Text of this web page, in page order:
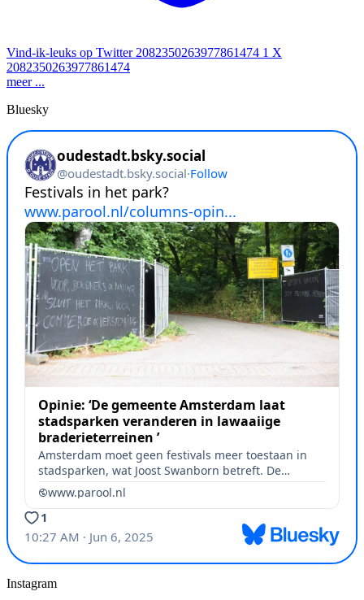
Vind-ik-leuks op Twitter 2082350263977861474 1 X
2082350263977861474
meer ...
Bluesky
Instagram